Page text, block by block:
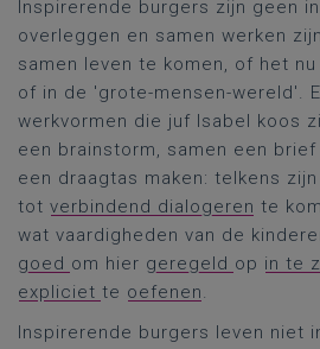
Inspirerende burgers zijn geen
overleggen en samen werken
samen leven te komen, of het
of in de 'grote-mensen-wereld'.
werkvormen die juf Isabel koos
een brainstorm, samen een
een draagtas maken: telkens
tot verbindend dialogeren te
wat vaardigheden van de
goed om hier geregeld op in te
expliciet te oefenen.
Inspirerende burgers leven niet